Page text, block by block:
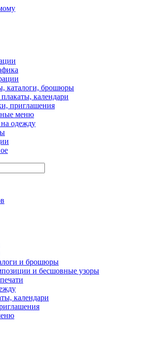
каталоги, брошюры
календари
приглашения
меню
одежду
и брошюры
и бесшовные узоры
календари